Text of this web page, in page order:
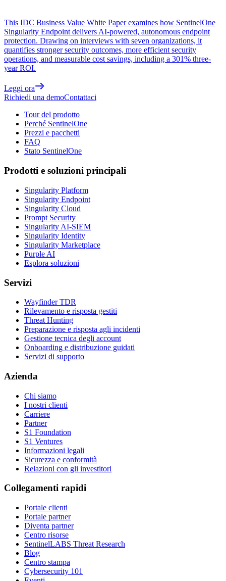
This IDC Business Value White Paper examines how SentinelOne
Singularity Endpoint delivers AI-powered, autonomous endpoint
protection. Drawing on interviews with seven organizations, it
quantifies stronger security outcomes, more efficient security
operations, and measurable cost savings, including a 301% three-
year ROI.
Leggi ora
Richiedi una demoContattaci
Tour del prodotto
Perché SentinelOne
Prezzi e pacchetti
FAQ
Stato SentinelOne
Prodotti e soluzioni principali
Singularity Platform
Singularity Endpoint
Singularity Cloud
Prompt Security
Singularity AI-SIEM
Singularity Identity
Singularity Marketplace
Purple AI
Esplora soluzioni
Servizi
Wayfinder TDR
Rilevamento e risposta gestiti
Threat Hunting
Preparazione e risposta agli incidenti
Gestione tecnica degli account
Onboarding e distribuzione guidati
Servizi di supporto
Azienda
Chi siamo
I nostri clienti
Carriere
Partner
S1 Foundation
S1 Ventures
Informazioni legali
Sicurezza e conformità
Relazioni con gli investitori
Collegamenti rapidi
Portale clienti
Portale partner
Diventa partner
Centro risorse
SentinelLABS Threat Research
Blog
Centro stampa
Cybersecurity 101